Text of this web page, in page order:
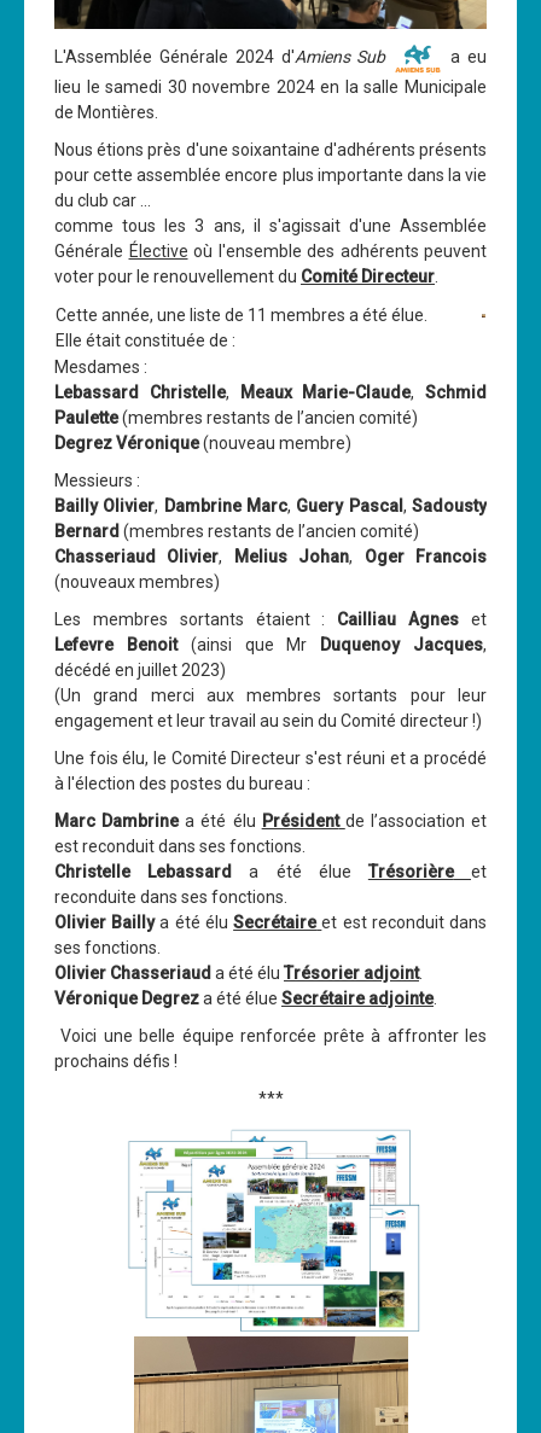
Les News
Archives
Calendrier
Sorties
Voyages et séjours
Planning piscine
Les formations
Niveau 1
Niveau 2
Niveau 3
Niveau 4
Nitrox
Cours
Annonces
L'Assemblée Générale 2024 d'Amiens Sub
a eu
lieu le samedi 30 novembre 2024 en la salle Municipale
de Montières.
Nous étions près d'une soixantaine d'adhérents présents
pour cette assemblée encore plus importante dans la vie
du club car ...
comme tous les 3 ans, il s'agissait d'une Assemblée
Générale Élective où l'ensemble des adhérents peuvent
voter pour le renouvellement du Comité Directeur
Cette année, une liste de 11 membres a été élue.
Elle était constituée de :
Mesdames :
Lebassard Christelle, Meaux Marie-Claude, Schmid
Paulette(membres restants de l’ancien comité)
Degrez Véronique(nouveau membre)
Messieurs :
Bailly Olivier, Dambrine Marc, Guery Pascal,Sadousty
Bernard (membres restants de l’ancien comité)
Chasseriaud Olivier, Melius Johan, Oger Francois
(nouveaux membres)
Les membres sortants étaient : Cailliau Agnes et
Lefevre Benoit(ainsi que Mr Duquenoy Jacques,
décédé en juillet 2023)
(Un grand merci aux membres sortants pour leur
engagement et leur travail au sein du Comité directeur !)
Une fois élu, le Comité Directeur s'est réuni et a procédé
à l'élection des postes du bureau :
Marc Dambrinea été élu Président de l’association et
est reconduit dans ses fonctions.
Christelle Lebassard a été élue Trésorière
et
reconduite dans ses fonctions.
Olivier Baillya été éluSecrétaire et est reconduit dans
ses fonctions.
Olivier Chasseriaud a été élu Trésorier adjoint.
Véronique Degreza été élue Secrétaire adjointe.
Voici une belle équipe renforcée prête à affronter les
prochains défis !
***